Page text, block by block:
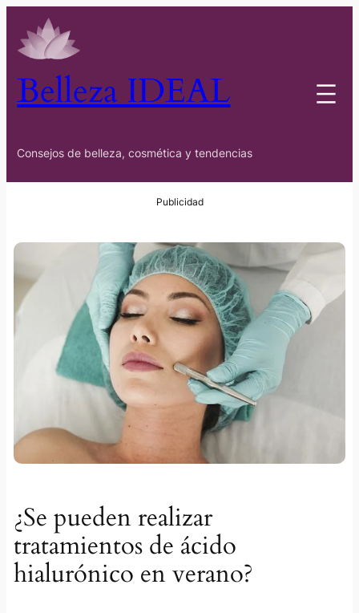
Belleza IDEAL
Consejos de belleza, cosmética y tendencias
¿Se pueden realizar
tratamientos de ácido
hialurónico en verano?